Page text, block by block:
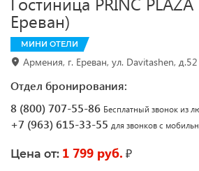
Ереван)
МИНИ ОТЕЛИ
Армения, г. Ереван, ул. Davitashen, д.52
Отдел бронирования:
8 (800) 707-55-86 Бесплатный звонок из
+7 (963) 615-33-55 для звонков с
Цена от: 1 799 руб. ₽